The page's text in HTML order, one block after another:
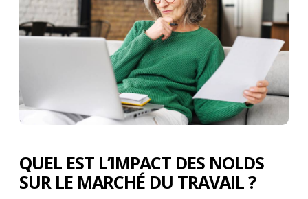
QUEL EST L’IMPACT DES NOLDS
SUR LE MARCHÉ DU TRAVAIL ?